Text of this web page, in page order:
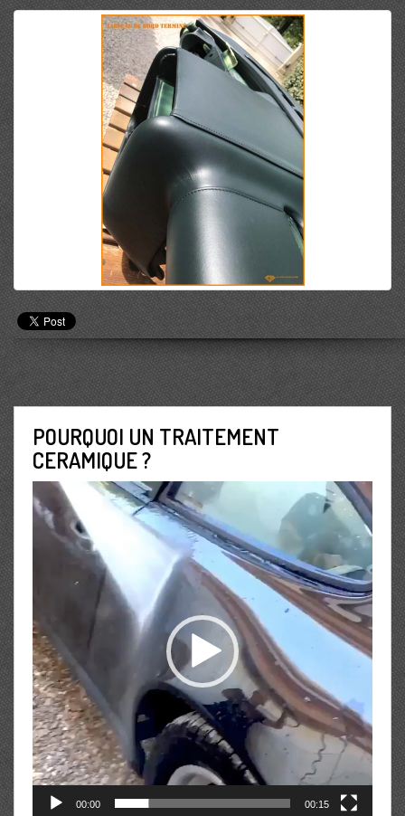
POURQUOI UN TRAITEMENT
CERAMIQUE ?
Lecteur
vidéo
00:00 00:15